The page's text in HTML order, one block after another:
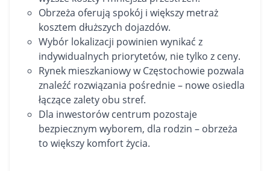
Obrzeża oferują spokój i większy metraż
kosztem dłuższych dojazdów.
Wybór lokalizacji powinien wynikać z
indywidualnych priorytetów, nie tylko z ceny.
Rynek mieszkaniowy w Częstochowie pozwala
znaleźć rozwiązania pośrednie – nowe osiedla
łączące zalety obu stref.
Dla inwestorów centrum pozostaje
bezpiecznym wyborem, dla rodzin – obrzeża
to większy komfort życia.